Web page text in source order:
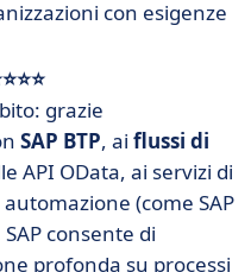
con esigenze
grazie
SAP BTP, ai flussi di
API OData, ai servizi di
(come SAP
consente di
profonda su processi